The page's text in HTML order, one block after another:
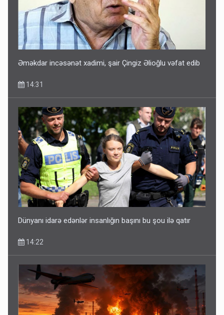
Əməkdar incəsənət xadimi, şair Çingiz Əlioğlu vəfat edib
14:31
Dünyanı idarə edənlər insanlığın başını bu şou ilə qatır
14:22